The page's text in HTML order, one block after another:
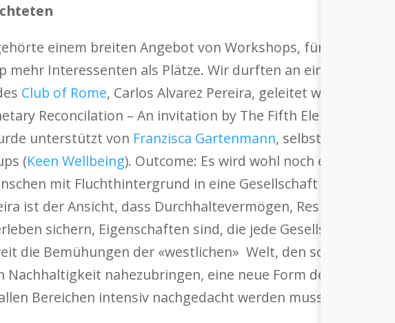
einem breiten Angebot von Workshops, für die man
mehr Interessenten als Plätze. Wir durften an einem
Club of Rome, Carlos Alvarez Pereira, geleitet wurde und
Reconcilation – An invitation by The Fifth Element
unterstützt von Franzisca Gartenmann, selbst Gründerin
(Keen Wellbeing). Outcome: Es wird wohl noch eine sehr
mit Fluchthintergrund in eine Gesellschaft einbringen
ist der Ansicht, dass Durchhaltevermögen, Resilienz,
sichern, Eigenschaften sind, die jede Gesellschaft
die Bemühungen der «westlichen» Welt, den sogenannten
nahezubringen, eine neue Form der
Bereichen intensiv nachgedacht werden muss.